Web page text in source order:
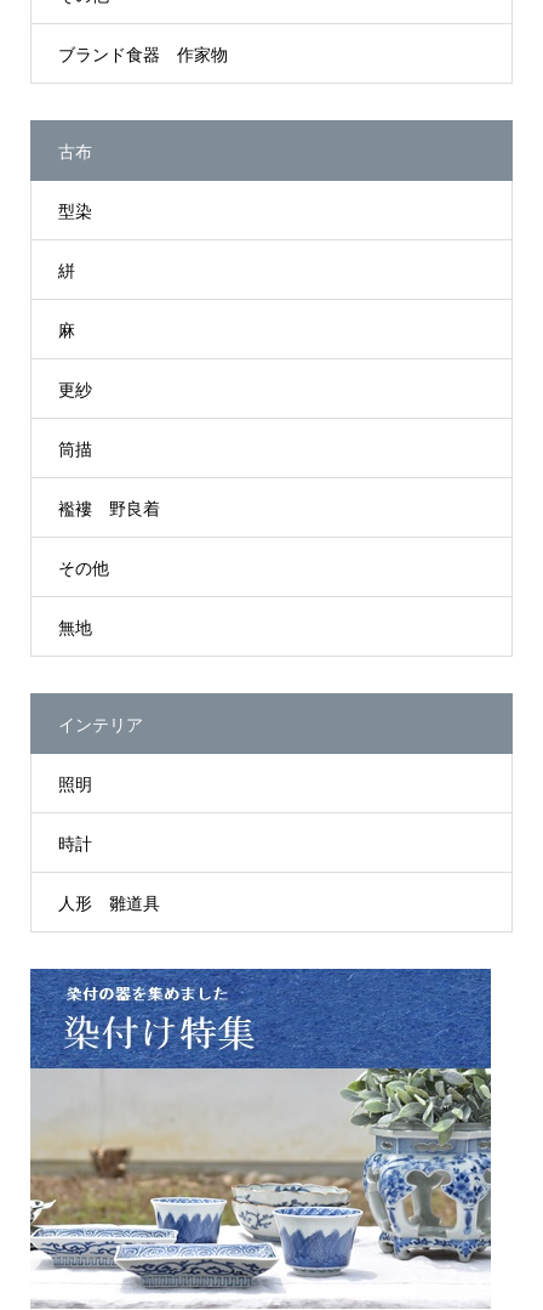
ブランド食器 作家物
古布
型染
絣
麻
更紗
筒描
襤褸 野良着
その他
無地
インテリア
照明
時計
人形 雛道具